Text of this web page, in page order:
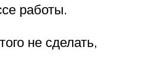
работы.
не сделать,